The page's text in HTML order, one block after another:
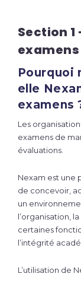
Section
Pourquoi
elle
examens
Les
examens de
évaluations.
Nexam est une
de concevoir,
un
l’organisation,
certaines
l’intégrité
L’utilisation de